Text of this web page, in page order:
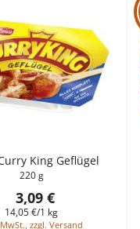
King Geflügel
220 g
3,09 €
14,05 €/1 kg
zzgl. Versand